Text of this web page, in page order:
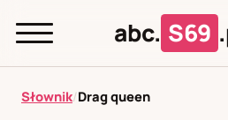
abc. S69
abc.
Słownik/Drag queen